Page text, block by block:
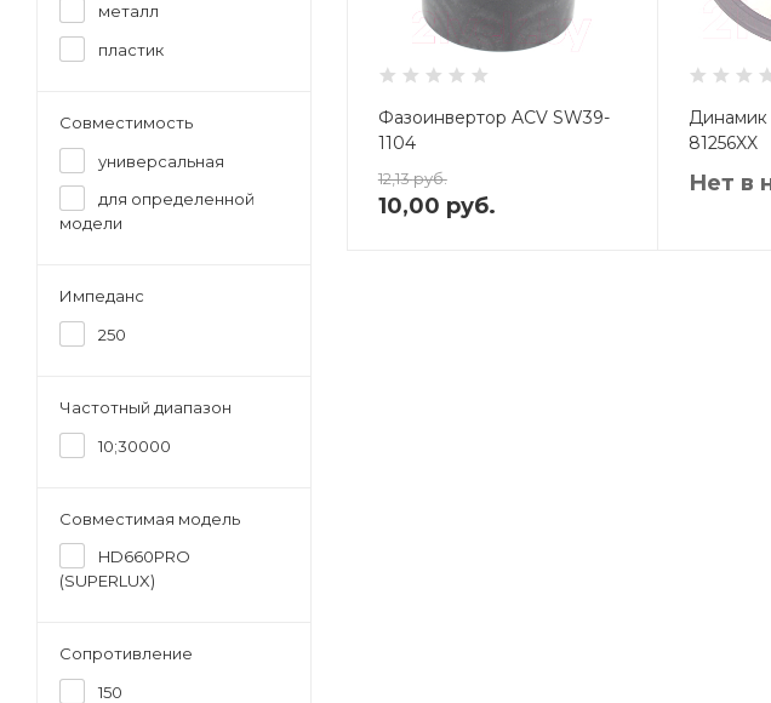
металл
пластик
Совместимость
универсальная
для определенной
модели
Импеданс
250
Частотный диапазон
10;30000
Совместимая модель
HD660PRO
(SUPERLUX)
Сопротивление
150
Фазоинвертор ACV SW39-
1104
12,13руб.
10,00 руб.
Динамик
81256XX
Нет в